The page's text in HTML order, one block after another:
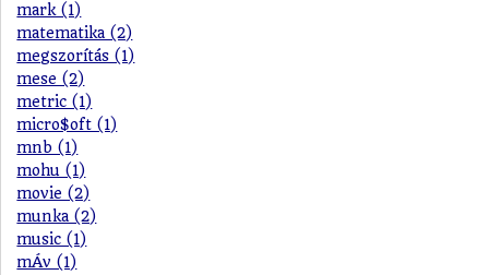
mark (1)
matematika (2)
megszorítás (1)
mese (2)
metric (1)
micro$oft (1)
mnb (1)
mohu (1)
movie (2)
munka (2)
music (1)
mÁv (1)